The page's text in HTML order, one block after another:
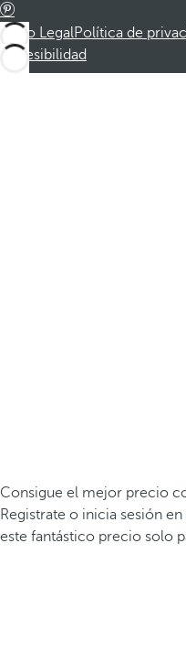
Aviso LegalPolítica de
Accesibilidad
Consigue el mejor precio
Registrate o inicia sesión
este fantástico precio solo